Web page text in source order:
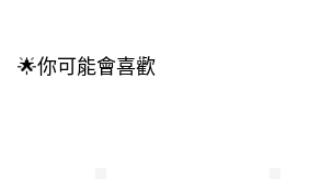
🌟你可能會喜歡